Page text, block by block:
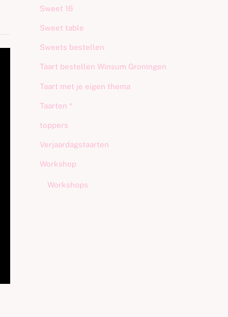
Sweet 16
Sweet table
Sweets bestellen
Taart bestellen Winsum Groningen
Taart met je eigen thema
Taarten *
toppers
Verjaardagstaarten
Workshop
Workshops